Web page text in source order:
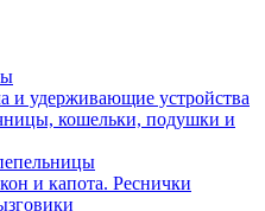
и удерживающие устройства
кошельки, подушки и
и капота. Реснички